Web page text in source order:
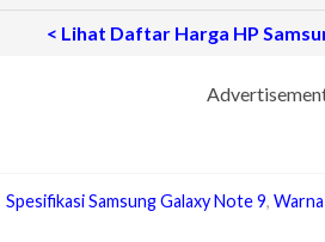
< Lihat Daftar Harga HP
Spesifikasi Samsung Galaxy Note 9,